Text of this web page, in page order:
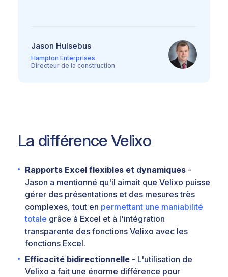
Jason Hulsebus
Hampton Enterprises
Directeur de la construction
La différence Velixo
Rapports Excel flexibles et dynamiques -
Jason a mentionné qu'il aimait que Velixo puisse
gérer des présentations et des mesures très
complexes, tout en permettant une maniabilité
totale grâce à Excel et à l'intégration
transparente des fonctions Velixo avec les
fonctions Excel.
Efficacité bidirectionnelle - L'utilisation de
Velixo a fait une énorme différence pour